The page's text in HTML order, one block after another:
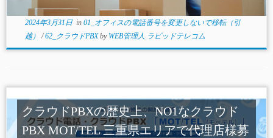
2024年3月31日in 01_オフィスの電話番号を変更しないで移転（引
越）/62_クラウドPBXby WEB管理人 ラピッドテレコム
クラウドPBXの歴史上、NO1なクラウド
PBX MOT/TEL 三重県エリアで代理店様募